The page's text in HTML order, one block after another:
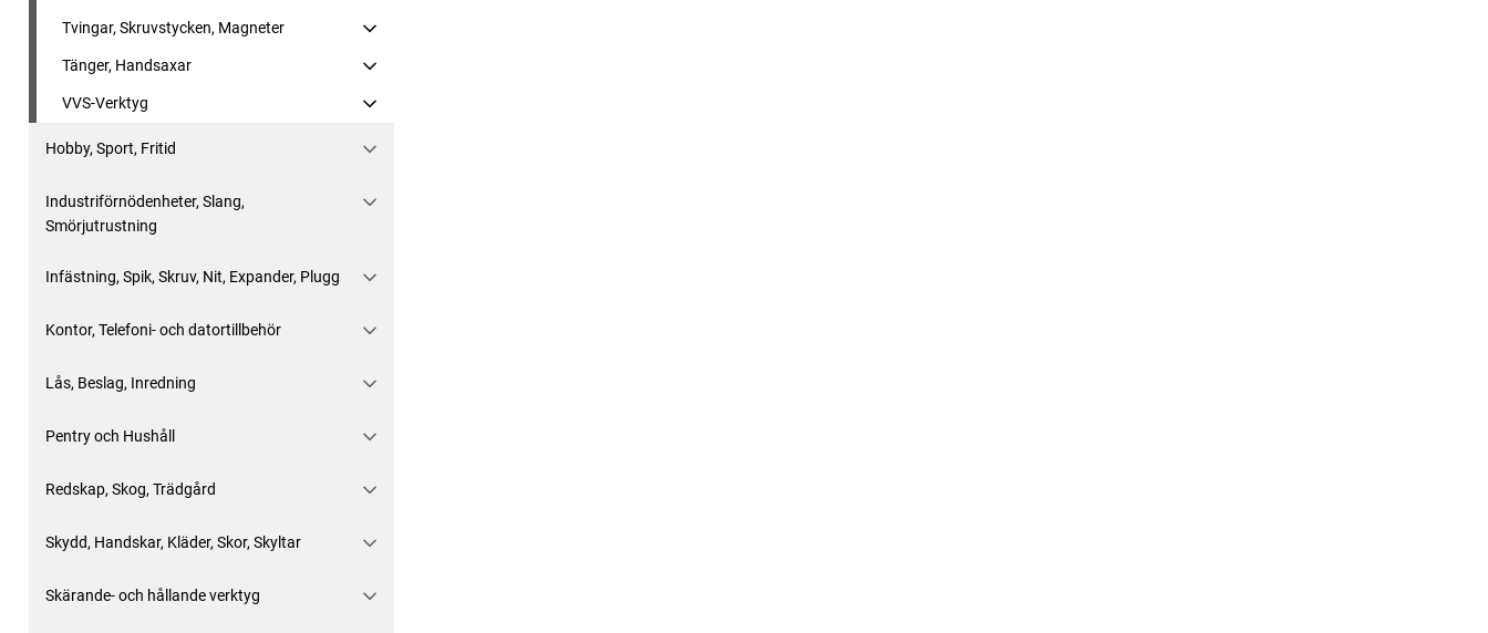
Tvingar, Skruvstycken, Magneter
Tänger, Handsaxar
VVS-Verktyg
Hobby, Sport, Fritid
Industriförnödenheter, Slang,
Smörjutrustning
Infästning, Spik, Skruv, Nit, Expander, Plugg
Kontor, Telefoni- och datortillbehör
Lås, Beslag, Inredning
Pentry och Hushåll
Redskap, Skog, Trädgård
Skydd, Handskar, Kläder, Skor, Skyltar
Skärande- och hållande verktyg